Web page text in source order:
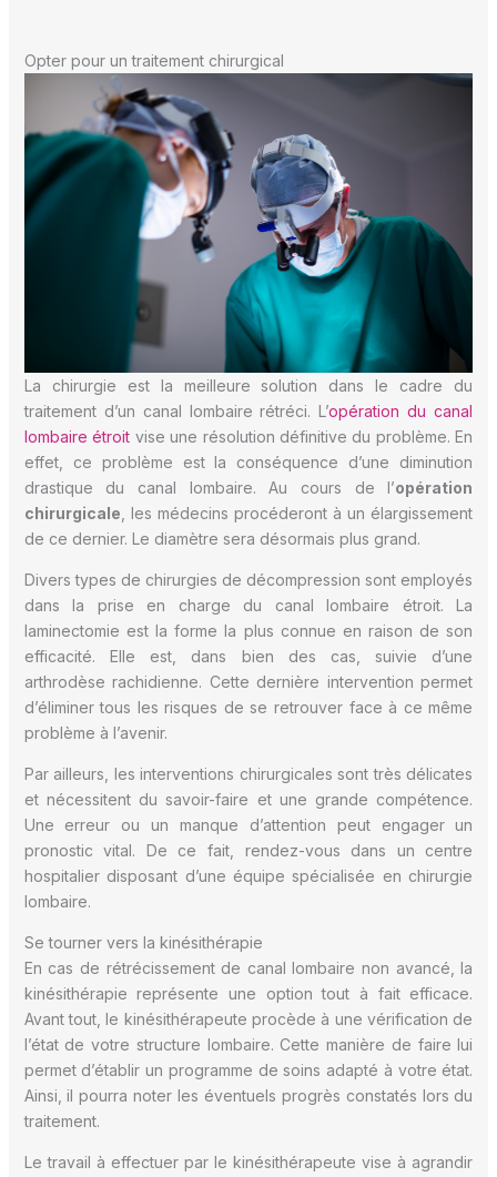
Opter pour un traitement chirurgical
La chirurgie est la meilleure solution dans le cadre du
traitement d’un canal lombaire rétréci. L’opération du canal
lombaire étroit vise une résolution définitive du problème. En
effet, ce problème est la conséquence d’une diminution
drastique du canal lombaire. Au cours de l’opération
chirurgicale, les médecins procéderont à un élargissement
de ce dernier. Le diamètre sera désormais plus grand.
Divers types de chirurgies de décompression sont employés
dans la prise en charge du canal lombaire étroit. La
laminectomie est la forme la plus connue en raison de son
efficacité. Elle est, dans bien des cas, suivie d’une
arthrodèse rachidienne. Cette dernière intervention permet
d’éliminer tous les risques de se retrouver face à ce même
problème à l’avenir.
Par ailleurs, les interventions chirurgicales sont très délicates
et nécessitent du savoir-faire et une grande compétence.
Une erreur ou un manque d’attention peut engager un
pronostic vital. De ce fait, rendez-vous dans un centre
hospitalier disposant d’une équipe spécialisée en chirurgie
lombaire.
Se tourner vers la kinésithérapie
En cas de rétrécissement de canal lombaire non avancé, la
kinésithérapie représente une option tout à fait efficace.
Avant tout, le kinésithérapeute procède à une vérification de
l’état de votre structure lombaire. Cette manière de faire lui
permet d’établir un programme de soins adapté à votre état.
Ainsi, il pourra noter les éventuels progrès constatés lors du
traitement.
Le travail à effectuer par le kinésithérapeute vise à agrandir